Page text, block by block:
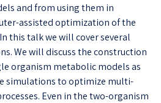
and from using them in
assisted optimization of the
this talk we will cover several
We will discuss the construction
organism metabolic models as
simulations to optimize multi-
Even in the two-organism